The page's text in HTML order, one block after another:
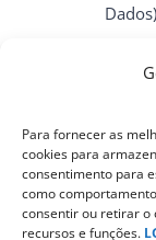
Para fornecer as
cookies para
consentimento para
como
consentir ou retirar o
recursos e funções.
Dados)
and